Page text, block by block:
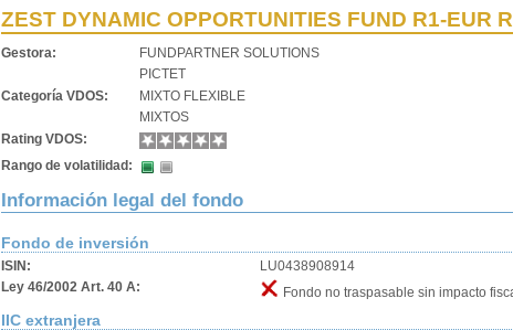
ZEST DYNAMIC OPPORTUNITIES FUND R1-EUR
Gestora:
FUNDPARTNER SOLUTIONS
PICTET
Categoría VDOS:
MIXTO FLEXIBLE
MIXTOS
Rating VDOS:
Rango de volatilidad:
Información legal del fondo
Fondo de inversión
ISIN:
LU0438908914
Ley 46/2002 Art. 40 A:
Fondo no traspasable sin impacto
IIC extranjera